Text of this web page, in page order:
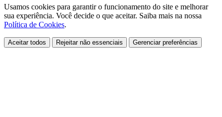
Usamos cookies para garantir o funcionamento do site e melhorar
sua experiência. Você decide o que aceitar. Saiba mais na nossa
Política de Cookies.
Aceitar todos Rejeitar não essenciais Gerenciar preferências